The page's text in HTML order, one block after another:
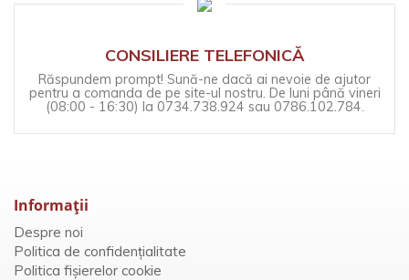
CONSILIERE TELEFONICĂ
Răspundem prompt! Sună-ne dacă ai nevoie de ajutor
pentru a comanda de pe site-ul nostru. De luni până vineri
(08:00 - 16:30) la 0734.738.924 sau 0786.102.784.
Informaţii
Despre noi
Politica de confidențialitate
Politica fișierelor cookie